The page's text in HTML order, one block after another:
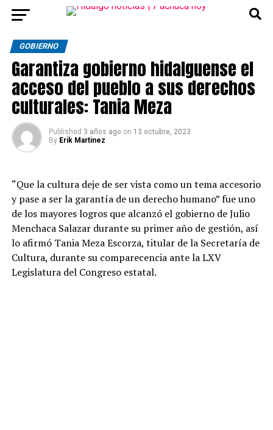
GOBIERNO
Garantiza gobierno hidalguense el
acceso del pueblo a sus derechos
culturales: Tania Meza
Published 3 años ago on 13 octubre, 2023
By Erik Martinez
“Que la cultura deje de ser vista como un tema accesorio
y pase a ser la garantía de un derecho humano” fue uno
de los mayores logros que alcanzó el gobierno de Julio
Menchaca Salazar durante su primer año de gestión, así
lo afirmó Tania Meza Escorza, titular de la Secretaría de
Cultura, durante su comparecencia ante la LXV
Legislatura del Congreso estatal.